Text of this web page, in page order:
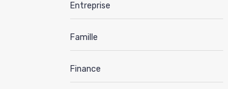
Entreprise
Famille
Finance